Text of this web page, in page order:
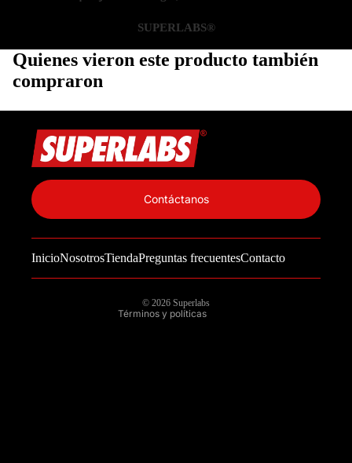
SUPERLABS®️
Quienes vieron este producto también
compraron
InicioNosotrosTiendaPreguntas frecuentesContacto
Contáctanos
© 2026 Superlabs
Términos y políticas
Información de contacto
Política de reembolso
Términos del servicio
Política de envío